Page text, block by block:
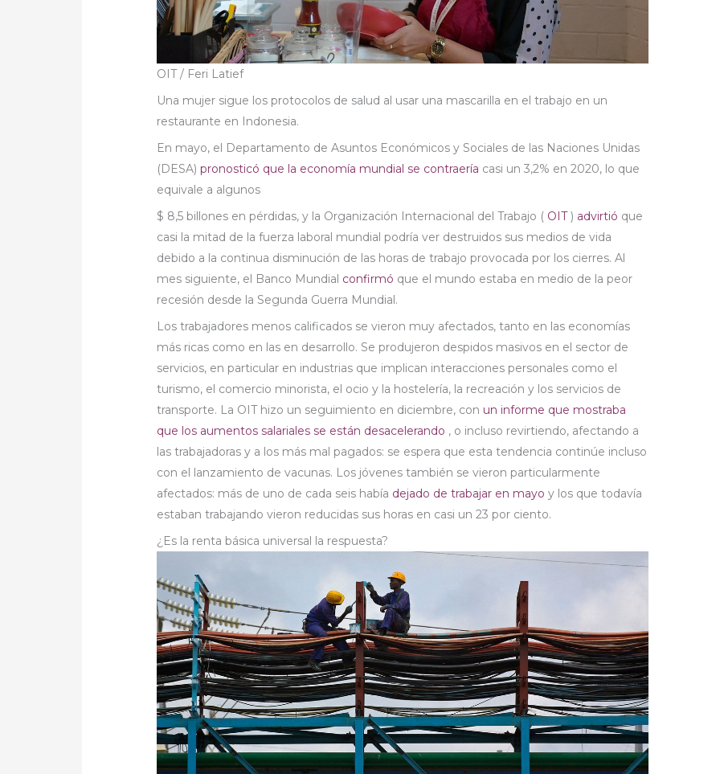
OIT / Feri Latief
Una mujer sigue los protocolos de salud al usar una mascarilla en el trabajo en un
restaurante en Indonesia.
En mayo, el Departamento de Asuntos Económicos y Sociales de las Naciones Unidas
(DESA)pronosticó que la economía mundial se contraería casi un 3,2% en 2020, lo que
equivale a algunos
$ 8,5 billones en pérdidas, y la Organización Internacional del Trabajo ( OIT) advirtió que
casi la mitad de la fuerza laboral mundial podría ver destruidos sus medios de vida
debido a la continua disminución de las horas de trabajo provocada por los cierres. Al
mes siguiente, el Banco Mundial confirmó que el mundo estaba en medio de la peor
recesión desde la Segunda Guerra Mundial.
Los trabajadores menos calificados se vieron muy afectados, tanto en las economías
más ricas como en las en desarrollo. Se produjeron despidos masivos en el sector de
servicios, en particular en industrias que implican interacciones personales como el
turismo, el comercio minorista, el ocio y la hostelería, la recreación y los servicios de
transporte. La OIT hizo un seguimiento en diciembre, con un informe que mostraba
que los aumentos salariales se están desacelerando , o incluso revirtiendo, afectando a
las trabajadoras y a los más mal pagados: se espera que esta tendencia continúe incluso
con el lanzamiento de vacunas. Los jóvenes también se vieron particularmente
afectados: más de uno de cada seis había dejado de trabajar en mayo y los que todavía
estaban trabajando vieron reducidas sus horas en casi un 23 por ciento.
¿Es la renta básica universal la respuesta?